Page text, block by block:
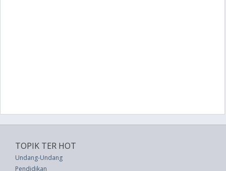
TOPIK TER HOT
Undang-Undang
Pendidikan